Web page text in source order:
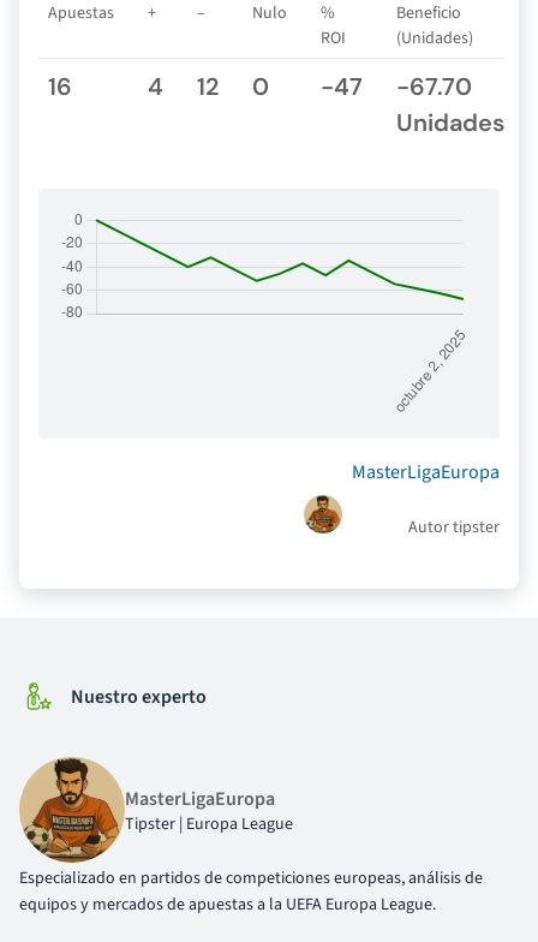
Apuestas + – Nulo
%
ROI
Beneficio
(Unidades)
16 4 12 0 -47
-67.70
Unidades
MasterLigaEuropa
Autor tipster
Nuestro experto
MasterLigaEuropa
Tipster | Europa League
Especializado en partidos de competiciones europeas, análisis de
equipos y mercados de apuestas a la UEFA Europa League.